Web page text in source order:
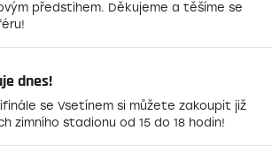
předstihem. Děkujeme a těšíme se
dnes!
se Vsetínem si můžete zakoupit již
zimního stadionu od 15 do 18 hodin!